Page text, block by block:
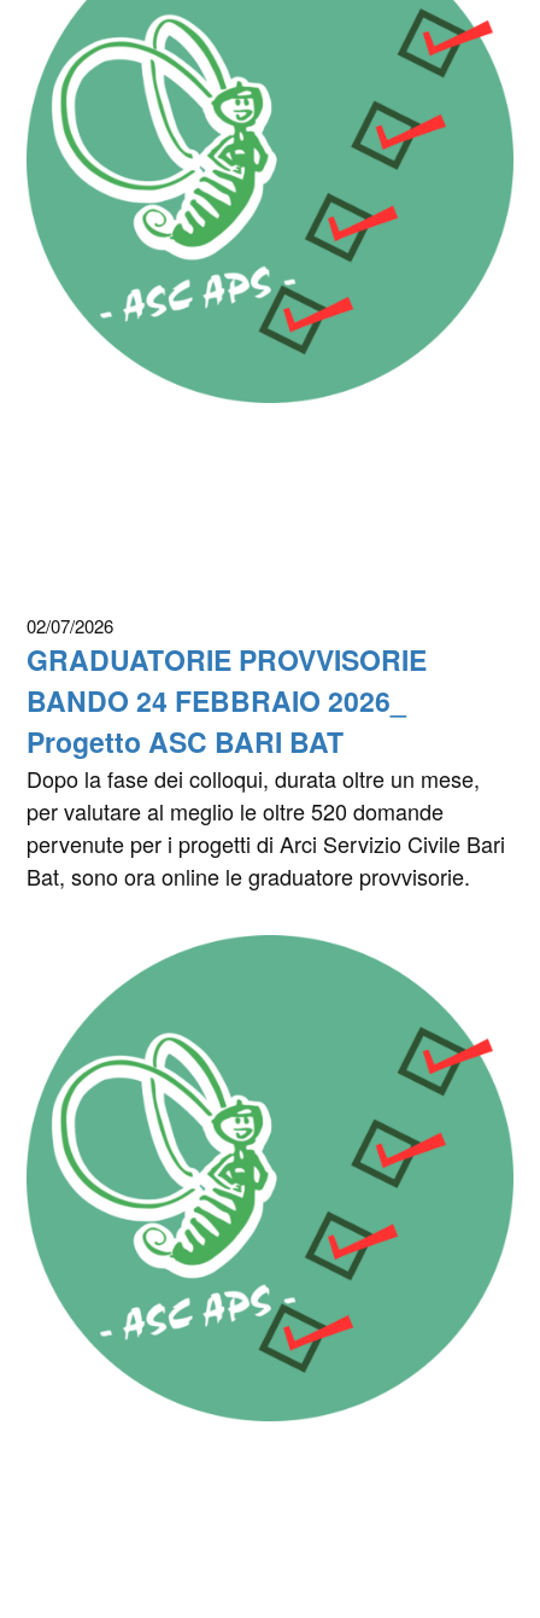
02/07/2026
GRADUATORIE PROVVISORIE
BANDO 24 FEBBRAIO 2026_
Progetto ASC BARI BAT
Dopo la fase dei colloqui, durata oltre un mese,
per valutare al meglio le oltre 520 domande
pervenute per i progetti di Arci Servizio Civile Bari
Bat, sono ora online le graduatore provvisorie.